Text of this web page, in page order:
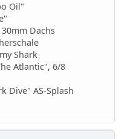
Oil"
Dachs
Shark
Atlantic", 6/8
Dive" AS-Splash